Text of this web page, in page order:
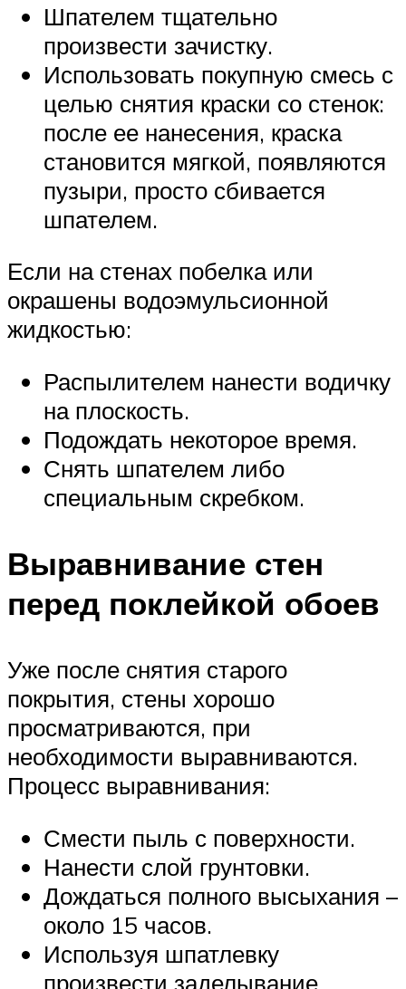
Шпателем тщательно
произвести зачистку.
Использовать покупную смесь с
целью снятия краски со стенок:
после ее нанесения, краска
становится мягкой, появляются
пузыри, просто сбивается
шпателем.
Если на стенах побелка или
окрашены водоэмульсионной
жидкостью:
Распылителем нанести водичку
на плоскость.
Подождать некоторое время.
Снять шпателем либо
специальным скребком.
Выравнивание стен
перед поклейкой обоев
Уже после снятия старого
покрытия, стены хорошо
просматриваются, при
необходимости выравниваются.
Процесс выравнивания:
Смести пыль с поверхности.
Нанести слой грунтовки.
Дождаться полного высыхания –
около 15 часов.
Используя шпатлевку
произвести заделывание